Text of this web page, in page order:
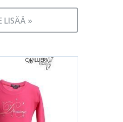
LISÄÄ »